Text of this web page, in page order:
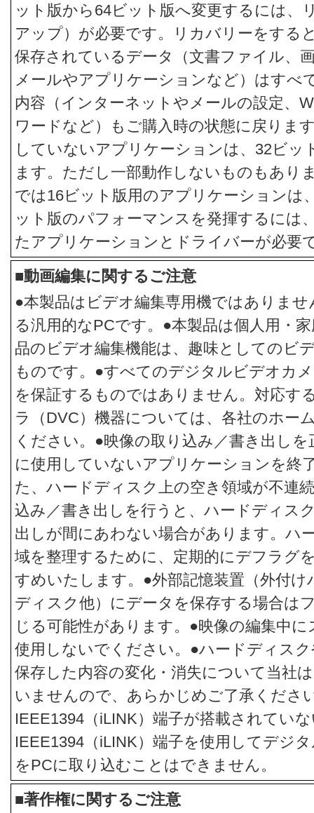
ット版から64ビット版へ変更するには、
アップ）が必要です。リカバリーをする
保存されているデータ（文書ファイル、
メールやアプリケーションなど）はすべ
内容（インターネットやメールの設定、
ワードなど）もご購入時の状態に戻りま
していないアプリケーションは、32ビッ
ます。ただし一部動作しないものもあり
では16ビット版用のアプリケーションは
ット版のパフォーマンスを発揮するには
たアプリケーションとドライバーが必要
■動画編集に関するご注意
●本製品はビデオ編集専用機ではありませ
る汎用的なPCです。●本製品は個人用・
品のビデオ編集機能は、趣味としてのビ
ものです。●すべてのデジタルビデオカ
を保証するものではありません。対応す
ラ（DVC）機器については、各社のホー
ください。●映像の取り込み／書き出し
に使用していないアプリケーションを終
た、ハードディスク上の空き領域が不連
込み／書き出しを行うと、ハードディス
出しが間にあわない場合があります。ハ
域を整理するために、定期的にデフラグ
すめいたします。●外部記憶装置（外付
ディスク他）にデータを保存する場合は
じる可能性があります。●映像の編集中
使用しないでください。●ハードディス
保存した内容の変化・消失について当社
いませんので、あらかじめご了承くださ
IEEE1394（iLINK）端子が搭載されてい
IEEE1394（iLINK）端子を使用してデジ
をPCに取り込むことはできません。
■著作権に関するご注意